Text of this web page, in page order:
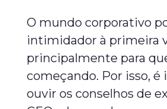
O mundo corporativo
intimidador à primeira
principalmente para
começando. Por isso,
ouvir os conselhos de